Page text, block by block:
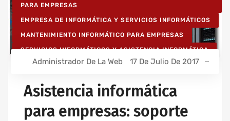
PARA EMPRESAS
EMPRESA DE INFORMÁTICA Y SERVICIOS INFORMÁTICOS
MANTENIMIENTO INFORMÁTICO PARA EMPRESAS
SERVICIOS INFORMÁTICOS Y ASISTENCIA INFORMÁTICA
Administrador De La Web 17 De Julio De 2017
Asistencia informática
para empresas: soporte